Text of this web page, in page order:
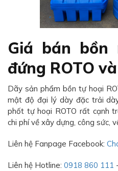
Giá bán bồn
đứng ROTO
Dãy sản phẩm bồn tự hoại
mật độ đại lý dày đặc trải
phốt tự hoại ROTO rất cạnh
chi phí về xây dựng, công sức,
Liên hệ Fanpage Facebook:
Liên hệ Hotline: 0918 860 111 -